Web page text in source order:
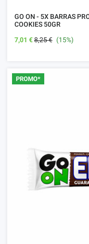
GO ON - 5X BARRAS
COOKIES 50GR
7,01 €8,25 € (15%)
PROMO*